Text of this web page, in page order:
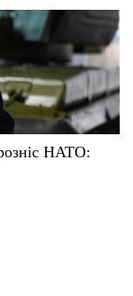
НАТО: